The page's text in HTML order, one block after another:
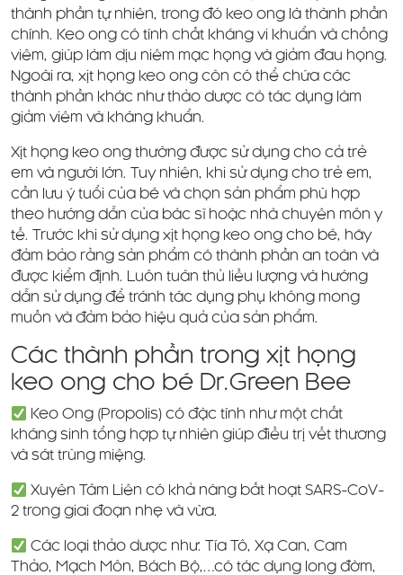
thành phần tự nhiên, trong đó keo ong là thành phần
chính. Keo ong có tính chất kháng vi khuẩn và chống
viêm, giúp làm dịu niêm mạc họng và giảm đau họng.
Ngoài ra, xịt họng keo ong còn có thể chứa các
thành phần khác như thảo dược có tác dụng làm
giảm viêm và kháng khuẩn.
Xịt họng keo ong thường được sử dụng cho cả trẻ
em và người lớn. Tuy nhiên, khi sử dụng cho trẻ em,
cần lưu ý tuổi của bé và chọn sản phẩm phù hợp
theo hướng dẫn của bác sĩ hoặc nhà chuyên môn y
tế. Trước khi sử dụng xịt họng keo ong cho bé, hãy
đảm bảo rằng sản phẩm có thành phần an toàn và
được kiểm định. Luôn tuân thủ liều lượng và hướng
dẫn sử dụng để tránh tác dụng phụ không mong
muốn và đảm bảo hiệu quả của sản phẩm.
Các thành phần trong xịt họng
keo ong cho bé Dr.Green Bee
Keo Ong (Propolis) có đặc tính như một chất
kháng sinh tổng hợp tự nhiên giúp điều trị vết thương
và sát trùng miệng.
Xuyên Tâm Liên có khả năng bất hoạt SARS-CoV-
2 trong giai đoạn nhẹ và vừa.
Các loại thảo dược như: Tía Tô, Xạ Can, Cam
Thảo, Mạch Môn, Bách Bộ,…có tác dụng long đờm,